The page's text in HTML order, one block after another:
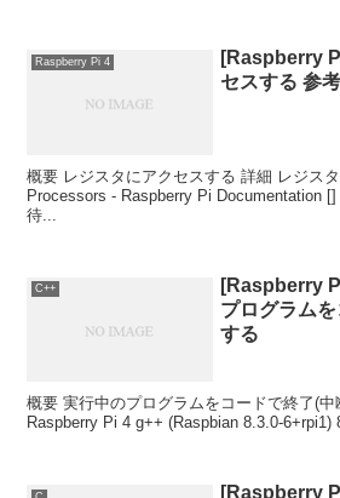
Raspberry Pi 4
[Raspberry
セスする 参
概要 レジスタにアクセスする 詳細 レジス
Processors - Raspberry Pi Documentation
待...
C++
[Raspberry
プログラム
する
概要 実行中のプログラムをコードで終了(
Raspberry Pi 4 g++ (Raspbian 8.3.0-6+rpi1)
[Raspberry